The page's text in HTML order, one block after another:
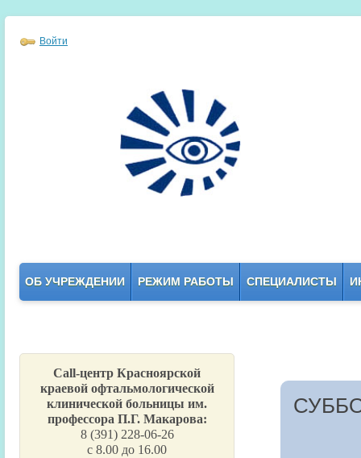
Войти
ОБ УЧРЕЖДЕНИИ РЕЖИМ РАБОТЫ СПЕЦИАЛИСТЫ
Call-центр Красноярской
краевой офтальмологической
клинической больницы им.
профессора П.Г. Макарова:
8 (391) 228-06-26
с 8.00 до 16.00